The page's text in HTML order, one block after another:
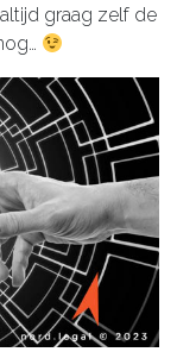
graag zelf de